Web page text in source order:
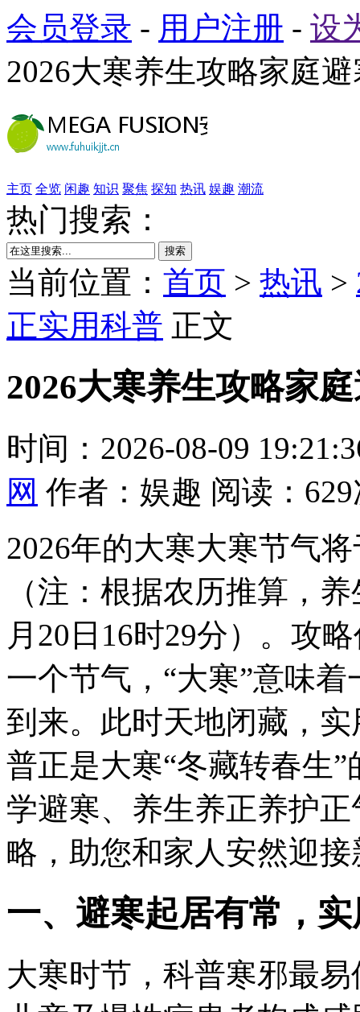
会员登录 - 用户注册 - 设
2026大寒养生攻略家庭
主页 全览 闲趣 知识 聚焦 探知 热讯 娱趣 潮流
热门搜索：
搜索
当前位置： 首页 > 热讯 >
正实用科普 正文
2026大寒养生攻略家
时间：2026-08-09
网 作者：娱趣 阅读：
2026年的大寒大寒节气
（注：根据农历推算，
月20日16时29分）。攻略
一个节气，“大寒”意味
到来。此时天地闭藏，
普正是大寒“冬藏转春生
学避寒、养生养正养护
略，助您和家人安然迎
一、避寒起居有常，
大寒时节，科普寒邪最